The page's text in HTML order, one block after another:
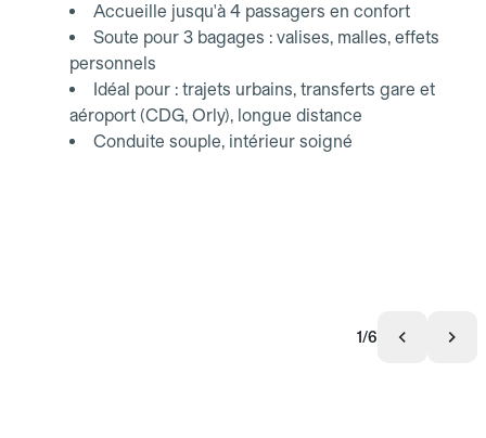
Accueille jusqu'à 4 passagers en confort
Soute pour 3 bagages : valises, malles, effets
personnels
Idéal pour : trajets urbains, transferts gare et
aéroport (CDG, Orly), longue distance
Conduite souple, intérieur soigné
1/6